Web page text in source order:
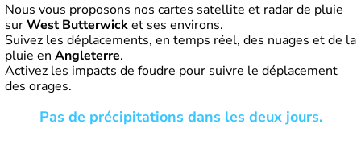
Nous vous proposons nos cartes satellite et radar de pluie
surWest Butterwicket ses environs.
Suivez les déplacements, en temps réel, des nuages et de la
pluie en Angleterre.
Activez les impacts de foudre pour suivre le déplacement
des orages.
Pas de précipitations dans les deux jours.